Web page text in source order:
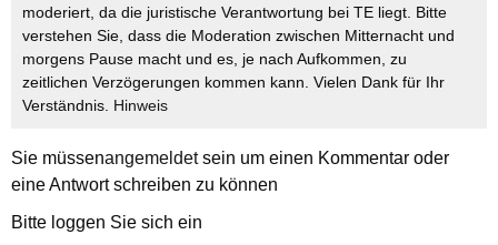
moderiert, da die juristische Verantwortung bei TE liegt. Bitte
verstehen Sie, dass die Moderation zwischen Mitternacht und
morgens Pause macht und es, je nach Aufkommen, zu
zeitlichen Verzögerungen kommen kann. Vielen Dank für Ihr
Verständnis. Hinweis
Sie müssenangemeldetsein um einen Kommentar oder
eine Antwort schreiben zu können
Bitte loggen Sie sich ein